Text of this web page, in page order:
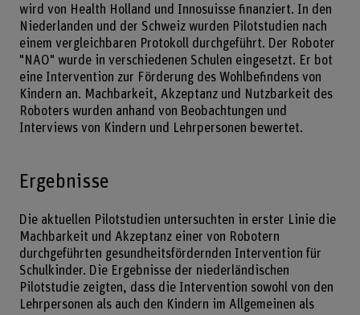
wird von Health Holland und Innosuisse finanziert. In den
Niederlanden und der Schweiz wurden Pilotstudien nach
einem vergleichbaren Protokoll durchgeführt. Der Roboter
"NAO" wurde in verschiedenen Schulen eingesetzt. Er bot
eine Intervention zur Förderung des Wohlbefindens von
Kindern an. Machbarkeit, Akzeptanz und Nutzbarkeit des
Roboters wurden anhand von Beobachtungen und
Interviews von Kindern und Lehrpersonen bewertet.
Ergebnisse
Die aktuellen Pilotstudien untersuchten in erster Linie die
Machbarkeit und Akzeptanz einer von Robotern
durchgeführten gesundheitsfördernden Intervention für
Schulkinder. Die Ergebnisse der niederländischen
Pilotstudie zeigten, dass die Intervention sowohl von den
Lehrpersonen als auch den Kindern im Allgemeinen als